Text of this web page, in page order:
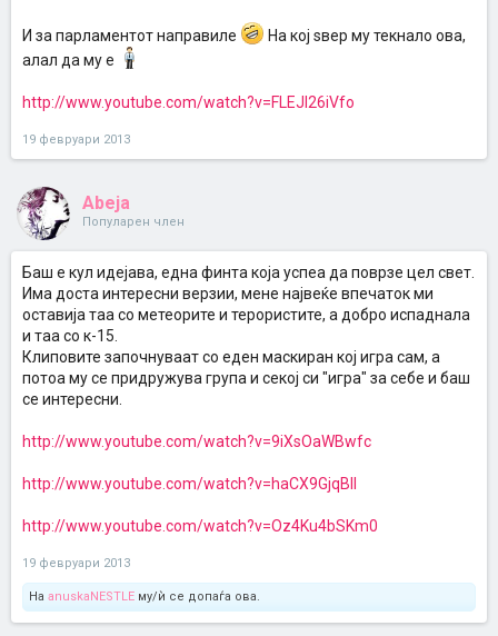
И за парламентот направиле
На кој ѕвер му текнало ова,
алал да му е
http://www.youtube.com/watch?v=FLEJI26iVfo
19 февруари 2013
Abeja
Популарен член
Баш е кул идејава, една финта која успеа да поврзе цел свет.
Има доста интересни верзии, мене највеќе впечаток ми
оставија таа со метеорите и терористите, а добро испаднала
и таа со к-15.
Клиповите започнуваат со еден маскиран кој игра сам, а
потоа му се придружува група и секој си "игра" за себе и баш
се интересни.
http://www.youtube.com/watch?v=9iXsOaWBwfc
http://www.youtube.com/watch?v=haCX9GjqBII
http://www.youtube.com/watch?v=Oz4Ku4bSKm0
19 февруари 2013
На anuskaNESTLE му/ѝ се допаѓа ова.